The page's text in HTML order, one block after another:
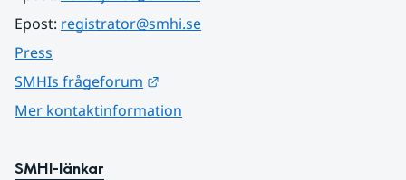
Epost: registrator@smhi.se
Press
SMHIs frågeforum
Mer kontaktinformation
SMHI-länkar